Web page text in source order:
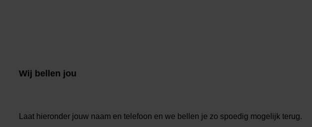
Wij bellen jou
Laat hieronder jouw naam en telefoon en we bellen je zo spoedig mogelijk terug.